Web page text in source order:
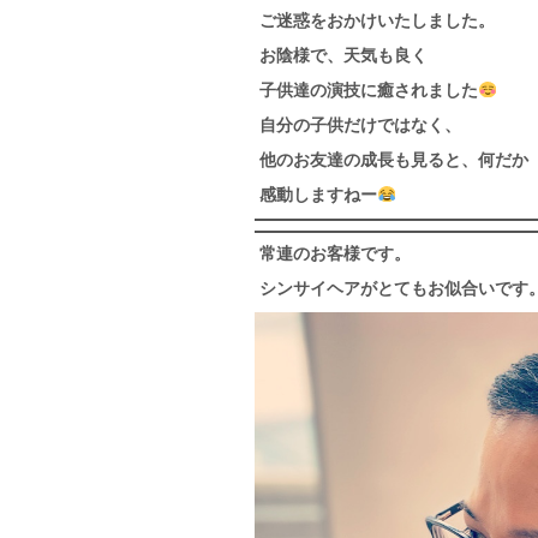
ご迷惑をおかけいたしました。
お陰様で、天気も良く
子供達の演技に癒されました
自分の子供だけではなく、
他のお友達の成長も見ると、何だか
感動しますねー
常連のお客様です。
シンサイヘアがとてもお似合いです